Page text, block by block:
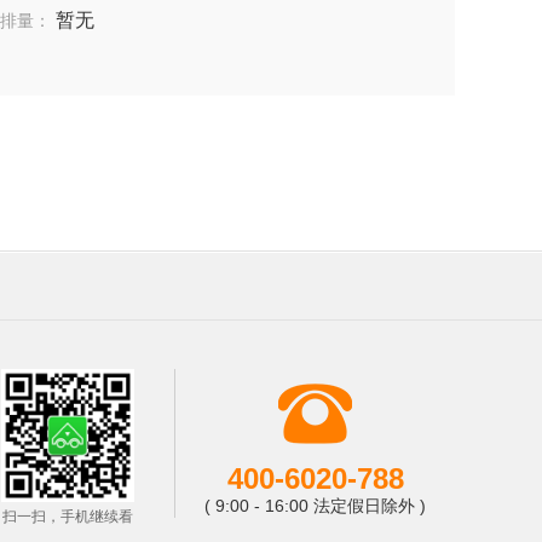
排量： 暂无
400-6020-788
( 9:00 - 16:00 法定假日除外 )
扫一扫，手机继续看